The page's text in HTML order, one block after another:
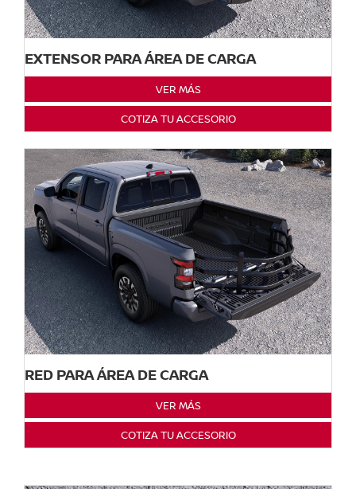
EXTENSOR PARA ÁREA DE CARGA
VER MÁS
COTIZA TU ACCESORIO
RED PARA ÁREA DE CARGA
VER MÁS
COTIZA TU ACCESORIO